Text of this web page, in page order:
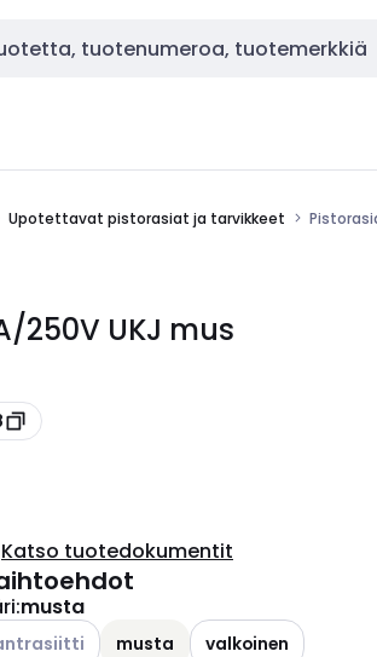
Upotettavat pistorasiat ja tarvikkeet
250V UKJ mus
Katso tuotedokumentit
:musta
käytettävissä olevat vaihtoehdot
musta valkoinen